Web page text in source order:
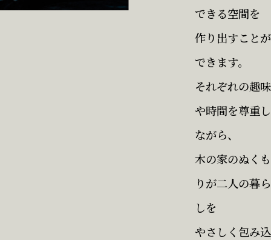
できる空間を
作り出すことが
できます。
それぞれの趣味
や時間を尊重し
ながら、
木の家のぬくも
りが二人の暮ら
しを
やさしく包み込